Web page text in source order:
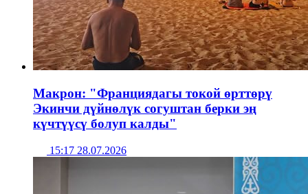
Макрон: "Франциядагы токой өрттөрү
Экинчи дүйнөлүк согуштан берки эң
күчтүүсү болуп калды"
15:17 28.07.2026